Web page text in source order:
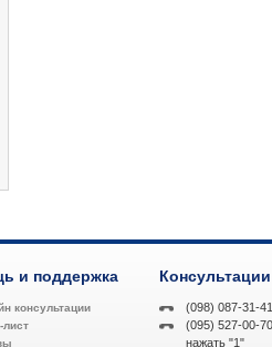
и поддержка
консультации
лист
Консультации
(098) 087-31-41
(095) 527-00-70
нажать "1"